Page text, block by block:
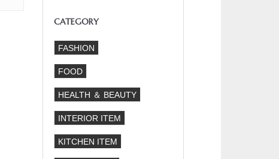
CATEGORY
FASHION
FOOD
HEALTH ＆ BEAUTY
INTERIOR ITEM
KITCHEN ITEM